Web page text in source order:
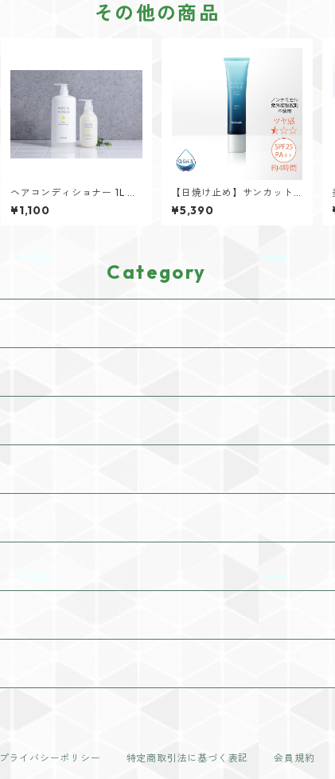
その他の商品
ヘアコンディショナー 1L 詰
替用専用ボトル
¥1,100
【日焼け止め】サンカット
クリーム 40g
¥5,390
Category
プライバシーポリシー 特定商取引法に基づく表記 会員規約